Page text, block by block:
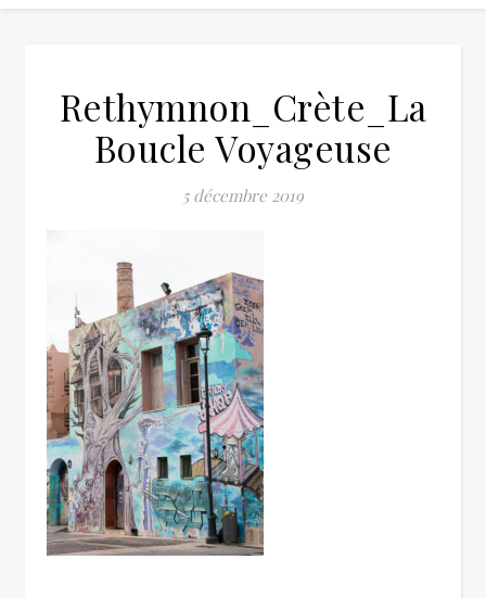
Rethymnon_Crète_La
Boucle Voyageuse
5 décembre 2019